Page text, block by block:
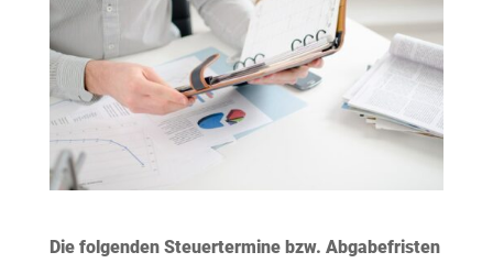
Die folgenden Steuertermine bzw. Abgabefristen